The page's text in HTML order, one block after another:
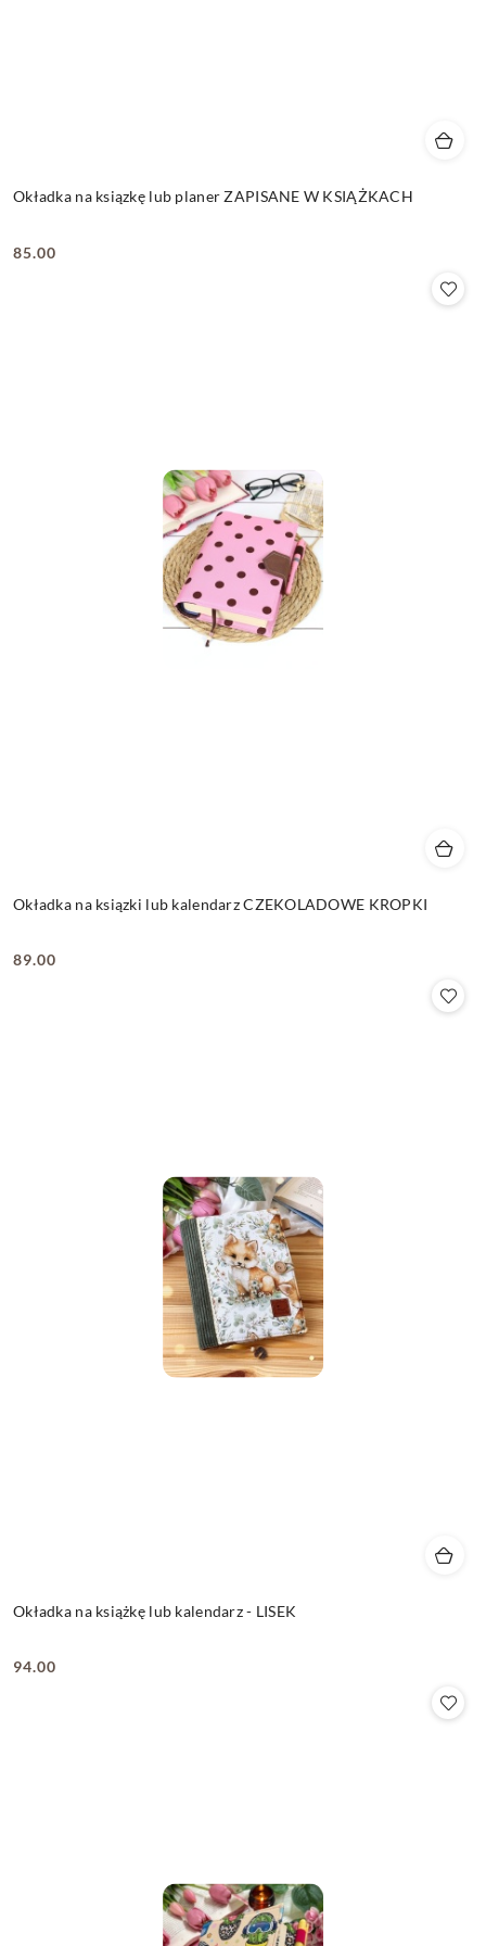
Okładka na ksiązkę lub planer ZAPISANE W KSIĄŻKACH
Cena:
85.00
Okładka na ksiązki lub kalendarz CZEKOLADOWE KROPKI
Cena:
89.00
Okładka na książkę lub kalendarz - LISEK
Cena:
94.00